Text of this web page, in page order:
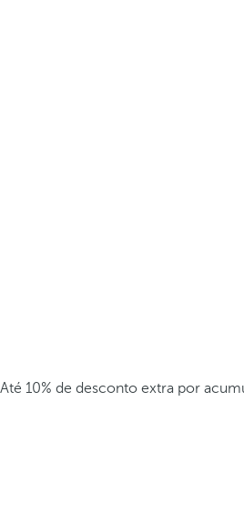
Até 10% de desconto extra por